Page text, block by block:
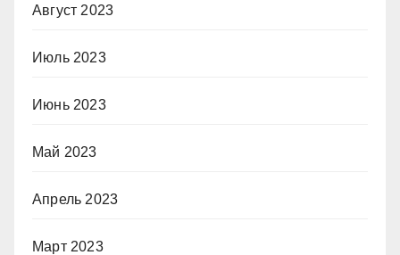
Август 2023
Июль 2023
Июнь 2023
Май 2023
Апрель 2023
Март 2023